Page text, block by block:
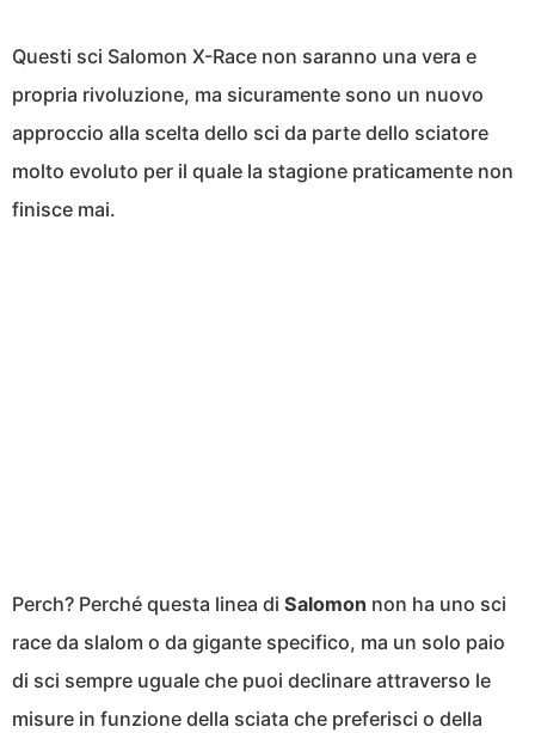
Questi sci Salomon X-Race non saranno una vera e
propria rivoluzione, ma sicuramente sono un nuovo
approccio alla scelta dello sci da parte dello sciatore
molto evoluto per il quale la stagione praticamente non
finisce mai.
Perch? Perché questa linea di Salomon non ha uno sci
race da slalom o da gigante specifico, ma un solo paio
di sci sempre uguale che puoi declinare attraverso le
misure in funzione della sciata che preferisci o della